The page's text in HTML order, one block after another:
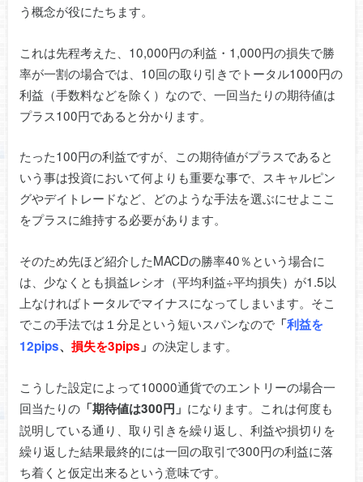
う概念が役にたちます。
これは先程考えた、10,000円の利益・1,000円の損失で勝
率が一割の場合では、10回の取り引きでトータル1000円の
利益（手数料などを除く）なので、一回当たりの期待値は
プラス100円であると分かります。
たった100円の利益ですが、この期待値がプラスであると
いう事は投資において何よりも重要な事で、スキャルピン
グやデイトレードなど、どのような手法を選ぶにせよここ
をプラスに維持する必要があります。
そのため先ほど紹介したMACDの勝率40％という場合に
は、少なくとも損益レシオ（平均利益÷平均損失）が1.5以
上なければトータルでマイナスになってしまいます。そこ
でこの手法では１分足という短いスパンなので「利益を
12pips、 損失を3pips 」 の決定します。
こうした設定によって10000通貨でのエントリーの場合一
回当たりの「期待値は300円」 になります。これは何度も
説明している通り、取り引きを繰り返し、利益や損切りを
繰り返した結果最終的には一回の取引で300円の利益に落
ち着くと仮定出来るという意味です。